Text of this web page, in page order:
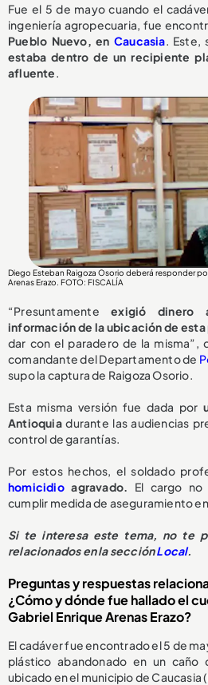
Fue el 5 de mayo cuando el
ingeniería agropecuaria, fue
Pueblo Nuevo, en Caucasia. Este,
estaba dentro de un recipiente
afluente.
Diego Esteban Raigoza Osorio deberá responder
Arenas Erazo . FOTO: FISCALÍA
“Presuntamenteexigió dinero
información de la ubicación de esta
dar con el paradero de la misma”,
comandante del Departamento de
supo la captura de Raigoza Osorio.
Esta misma versión fue dada por
Antioquiadurante las audiencias
control de garantías.
Por estos hechos, el soldado
homicidioagravado. El cargo
cumplir medida de aseguramiento
Si te interesa este tema, no te
relacionados en la secciónLocal.
Preguntas y respuestas
¿Cómo y dónde fue hallado el
Gabriel Enrique Arenas Erazo?
El cadáver fue encontrado el 5 de
plástico abandonado en un caño
ubicado en el municipio de Caucasia